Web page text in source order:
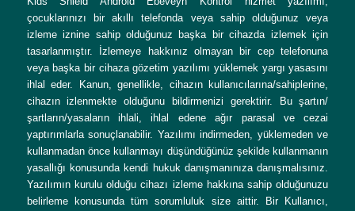
çocuklarınızı bir akıllı telefonda veya sahip olduğunuz veya
izleme iznine sahip olduğunuz başka bir cihazda izlemek için
tasarlanmıştır. İzlemeye hakkınız olmayan bir cep telefonuna
veya başka bir cihaza gözetim yazılımı yüklemek yargı yasasını
ihlal eder. Kanun, genellikle, cihazın kullanıcılarına/sahiplerine,
cihazın izlenmekte olduğunu bildirmenizi gerektirir. Bu şartın/
şartların/yasaların ihlali, ihlal edene ağır parasal ve cezai
yaptırımlarla sonuçlanabilir. Yazılımı indirmeden, yüklemeden ve
kullanmadan önce kullanmayı düşündüğünüz şekilde kullanmanın
yasallığı konusunda kendi hukuk danışmanınıza danışmalısınız.
Yazılımın kurulu olduğu cihazı izleme hakkına sahip olduğunuzu
belirleme konusunda tüm sorumluluk size aittir. Bir Kullanıcı,